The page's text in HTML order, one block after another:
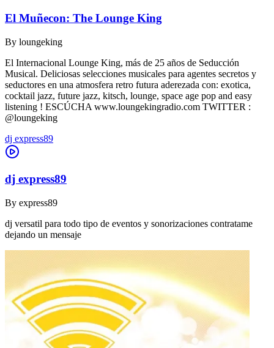
El Muñecon: The Lounge King
By loungeking
El Internacional Lounge King, más de 25 años de Seducción
Musical. Deliciosas selecciones musicales para agentes secretos y
seductores en una atmosfera retro futura aderezada con: exotica,
cocktail jazz, future jazz, kitsch, lounge, space age pop and easy
listening ! ESCÚCHA www.loungekingradio.com TWITTER :
@loungeking
dj express89
dj express89
By express89
dj versatil para todo tipo de eventos y sonorizaciones contratame
dejando un mensaje